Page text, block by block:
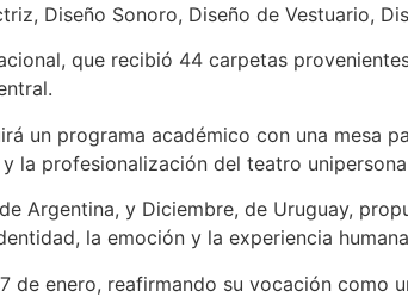
Diseño Sonoro, Diseño de Vestuario,
que recibió 44 carpetas
programa académico con una mesa
la profesionalización del teatro
Argentina, y Diciembre, de Uruguay,
la emoción y la experiencia
de enero, reafirmando su vocación como